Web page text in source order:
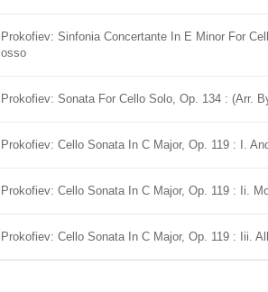
Prokofiev: Sinfonia Concertante In E Minor For
osso
Prokofiev: Sonata For Cello Solo, Op. 134 : (Arr.
Prokofiev: Cello Sonata In C Major, Op. 119 : I.
Prokofiev: Cello Sonata In C Major, Op. 119 : Ii.
Prokofiev: Cello Sonata In C Major, Op. 119 : Iii.